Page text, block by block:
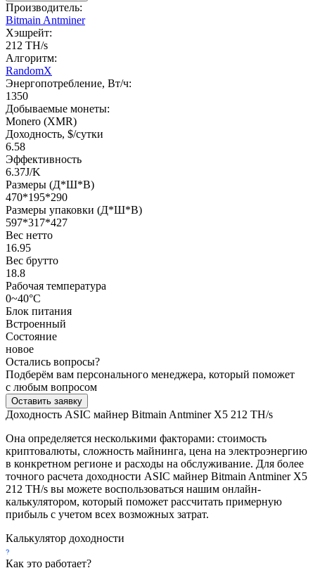
Производитель:
Bitmain Antminer
Хэшрейт:
212 TH/s
Алгоритм:
RandomX
Энергопотребление, Вт/ч:
1350
Добываемые монеты:
Monero (XMR)
Доходность, $/сутки
6.58
Эффективность
6.37J/K
Размеры (Д*Ш*В)
470*195*290
Размеры упаковки (Д*Ш*В)
597*317*427
Вес нетто
16.95
Вес брутто
18.8
Рабочая температура
0~40°C
Блок питания
Встроенный
Состояние
новое
Остались вопросы?
Подберём вам персонального менеджера, который поможет
с любым вопросом
Оставить заявку
Доходность ASIC майнер Bitmain Antminer X5 212 TH/s
Она определяется несколькими факторами: стоимость
криптовалюты, сложность майнинга, цена на электроэнергию
в конкретном регионе и расходы на обслуживание. Для более
точного расчета доходности ASIC майнер Bitmain Antminer X5
212 TH/s вы можете воспользоваться нашим онлайн-
калькулятором, который поможет рассчитать примерную
прибыль с учетом всех возможных затрат.
Калькулятор доходности
Как это работает?